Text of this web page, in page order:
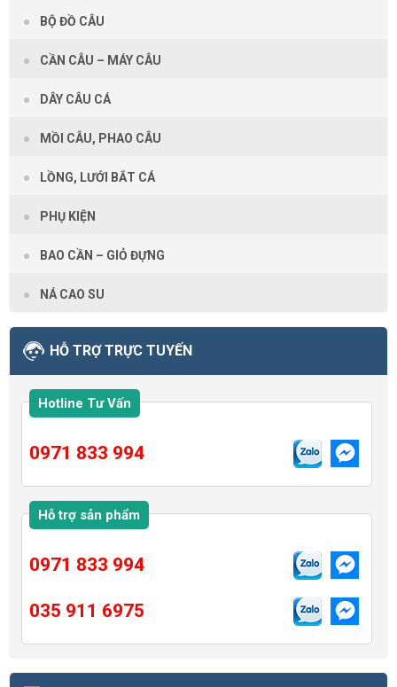
BỘ ĐỒ CÂU
CẦN CÂU – MÁY CÂU
DÂY CÂU CÁ
MỒI CÂU, PHAO CÂU
LỒNG, LƯỚI BẮT CÁ
PHỤ KIỆN
BAO CẦN – GIỎ ĐỰNG
NÁ CAO SU
HỖ TRỢ TRỰC TUYẾN
Hotline Tư Vấn
0971 833 994
Hỗ trợ sản phẩm
0971 833 994
035 911 6975